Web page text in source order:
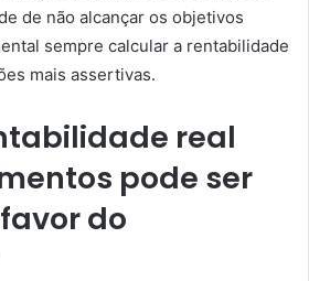
de não alcançar os objetivos
sempre calcular a rentabilidade
mais assertivas.
real
pode ser
do